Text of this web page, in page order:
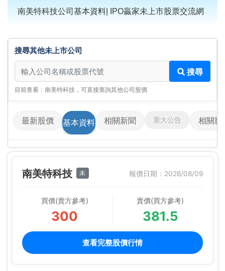
南美特科技公司基本資料| IPO贏家未上市股票交流網
搜尋其他未上市公司
搜尋其他未上市公司
搜尋
目前查看：南美特科技，可直接查詢其他公司股價
最新股價 基本資料 相關新聞 重大公告 相關影
南美特科技 未 報價日期：2026/08/09
買價(賣方參考)
300
賣價(買方參考)
381.5
查看完整股價行情